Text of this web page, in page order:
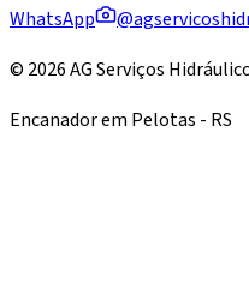
WhatsApp
© 2026AG Serviços
Encanador em Pelotas - RS